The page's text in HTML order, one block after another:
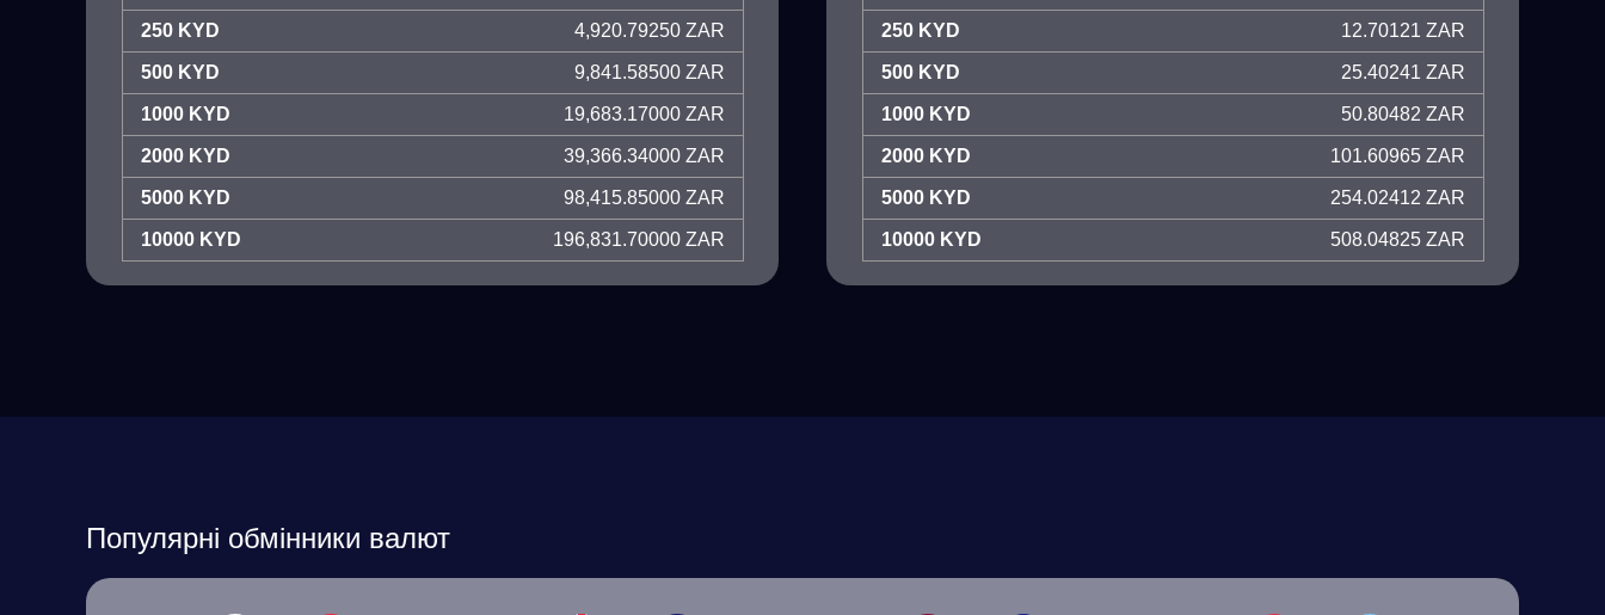
250 KYD 4,920.79250 ZAR
500 KYD 9,841.58500 ZAR
1000 KYD 19,683.17000 ZAR
2000 KYD 39,366.34000 ZAR
5000 KYD 98,415.85000 ZAR
10000 KYD 196,831.70000 ZAR
250 KYD 12.70121 ZAR
500 KYD 25.40241 ZAR
1000 KYD 50.80482 ZAR
2000 KYD 101.60965 ZAR
5000 KYD 254.02412 ZAR
10000 KYD 508.04825 ZAR
Популярні обмінники валют